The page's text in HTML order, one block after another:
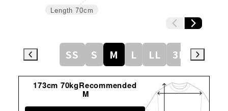
Length 70cm
SS S M L LL 3L
173cm 70kgRecommended
M